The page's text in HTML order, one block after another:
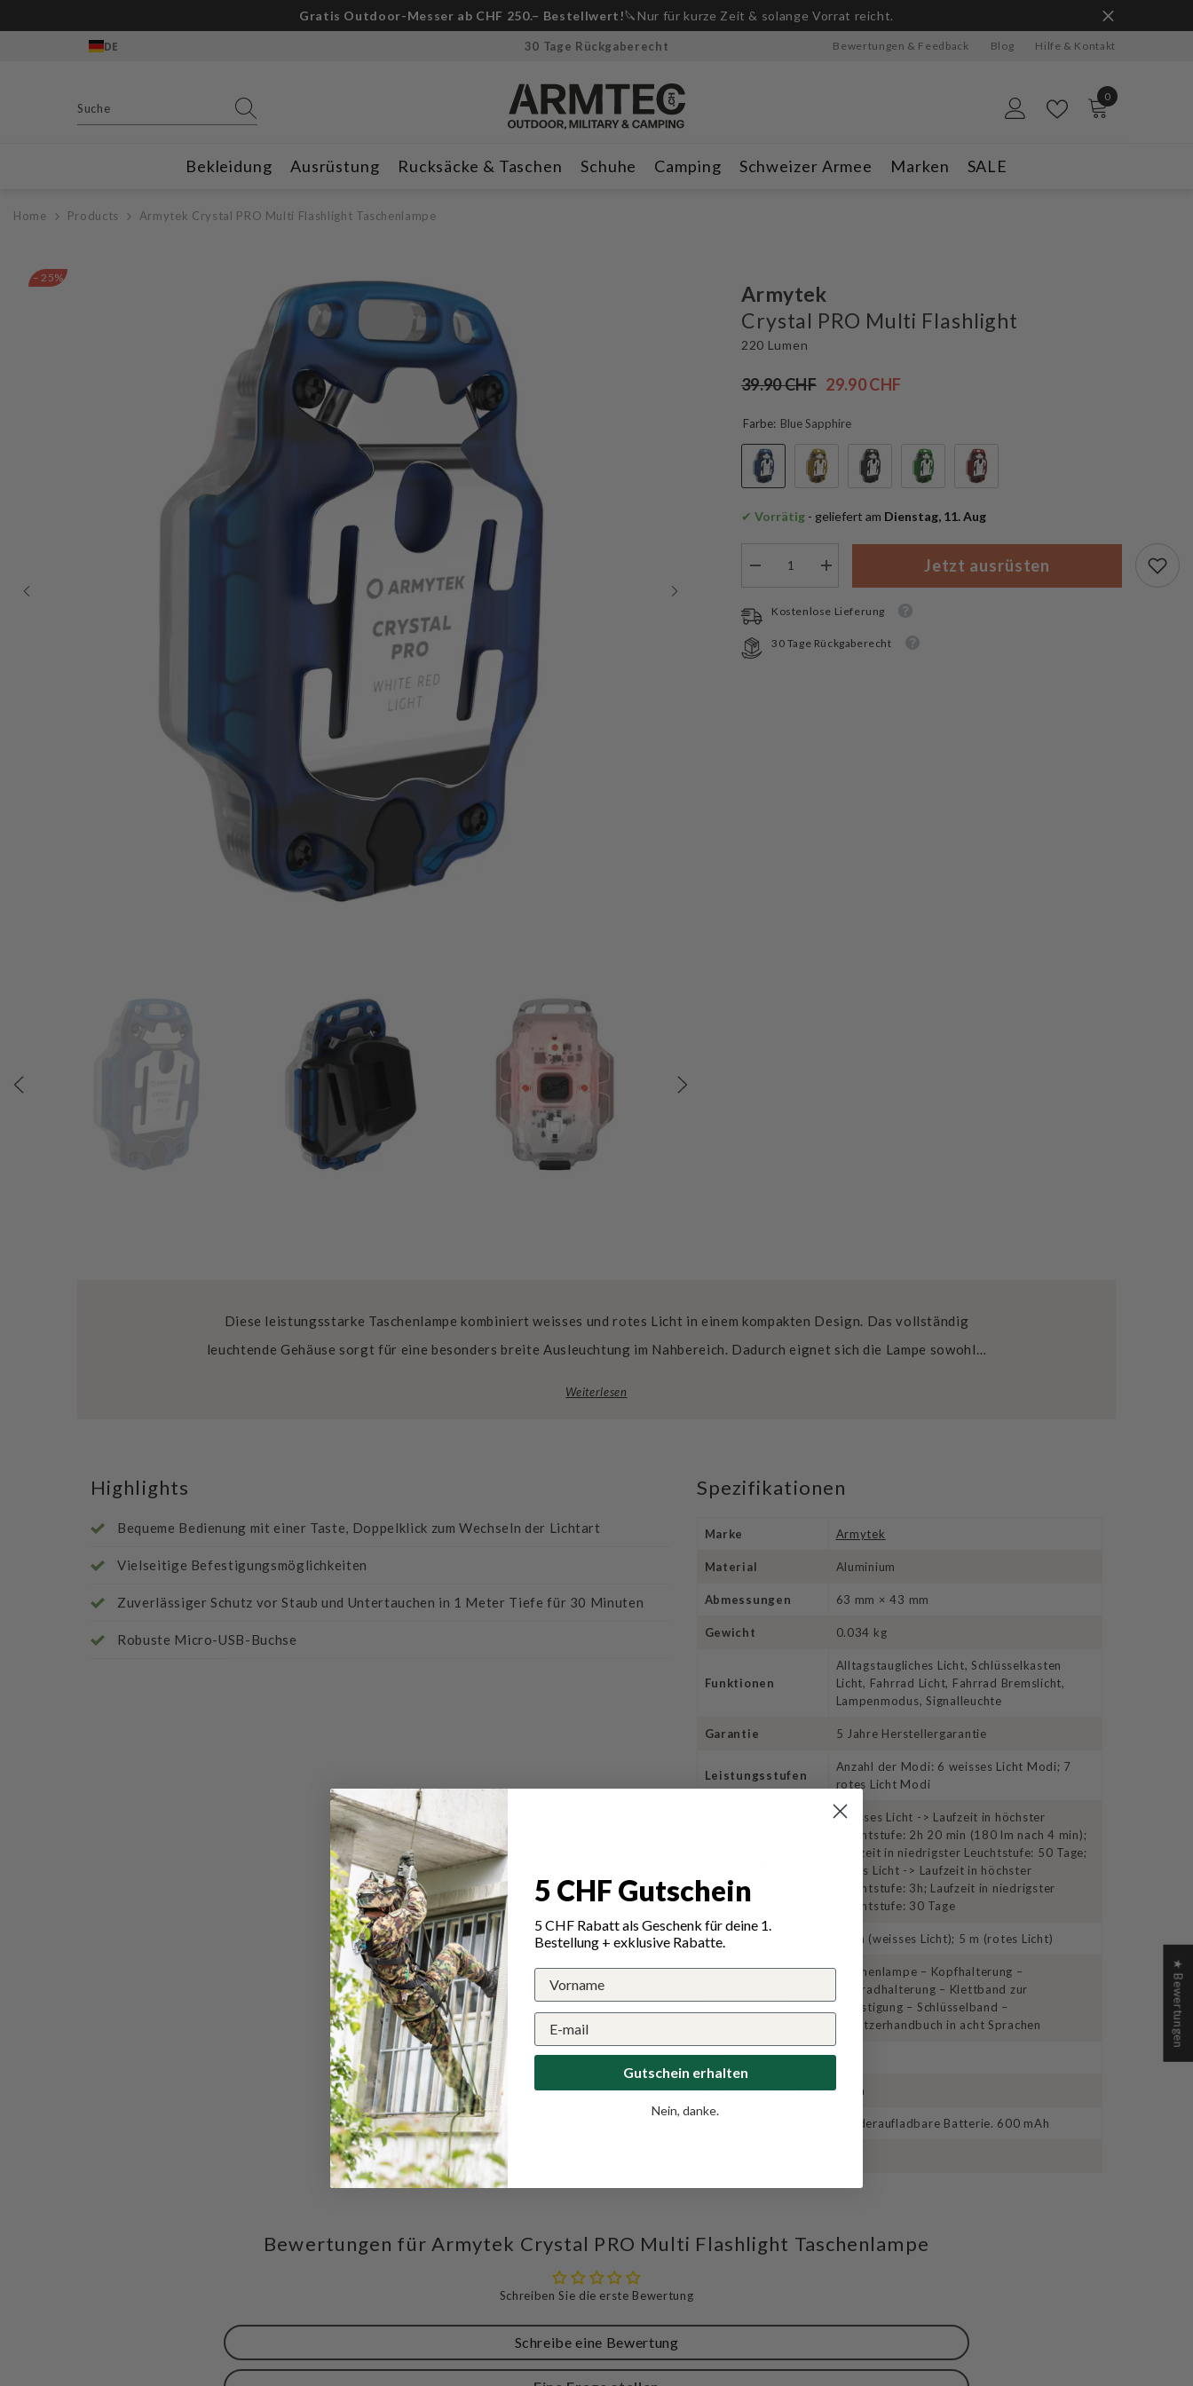
Gratis Outdoor-Messer ab CHF 250.– Bestellwert!🔪Nur für kurze Zeit & solange Vorrat reicht.
DE 30 Tage Rückgaberecht Bewertungen & Feedback Blog Hilfe & Kontakt
0
0
Bekleidung Ausrüstung Rucksäcke & Taschen Schuhe Camping Schweizer Armee Marken SALE
Home Products Armytek Crystal PRO Multi Flashlight Taschenlampe
– 25%
Armytek
Crystal PRO Multi Flashlight
220 Lumen
39.90 CHF 29.90 CHF
Farbe: Blue Sapphire
✔ Vorrätig - geliefert am Dienstag, 11. Aug
Armytek
Crystal
PRO
Multi
Menge
Armytek
PRO
Multi
Jetzt ausrüsten
Kostenlose Lieferung
30 Tage Rückgaberecht
Diese leistungsstarke Taschenlampe kombiniert weisses und rotes Licht in einem kompakten Design. Das vollständig
leuchtende Gehäuse sorgt für eine besonders breite Ausleuchtung im Nahbereich. Dadurch eignet sich die Lampe sowohl…
Weiterlesen
Highlights
Bequeme Bedienung mit einer Taste, Doppelklick zum Wechseln der Lichtart
Vielseitige Befestigungsmöglichkeiten
Zuverlässiger Schutz vor Staub und Untertauchen in 1 Meter Tiefe für 30 Minuten
Robuste Micro-USB-Buchse
Spezifikationen
Marke Armytek
Material Aluminium
Abmessungen 63 mm × 43 mm
Gewicht 0.034 kg
Funktionen
Alltagstaugliches Licht, Schlüsselkasten
Licht, Fahrrad Licht, Fahrrad Bremslicht,
Lampenmodus, Signalleuchte
Garantie 5 Jahre Herstellergarantie
Leistungsstufen
Anzahl der Modi: 6 weisses Licht Modi; 7
rotes Licht Modi
Weisses Licht -> Laufzeit in höchster
Leuchtstufe: 2h 20 min (180 lm nach 4 min);
Laufzeit in niedrigster Leuchtstufe: 50 Tage;
Rotes Licht -> Laufzeit in höchster
Leuchtstufe: 3h; Laufzeit in niedrigster
Leuchtstufe: 30 Tage
Leuchtweite 14 m (weisses Licht); 5 m (rotes Licht)
Lieferumfang
Taschenlampe – Kopfhalterung –
Fahrradhalterung – Klettband zur
Befestigung – Schlüsselband –
Benutzerhandbuch in acht Sprachen
Lumen 220
Stossfestigkeit 10 m
Wiederaufladbare Batterie. 600 mAh
Bewertungen für Armytek Crystal PRO Multi Flashlight Taschenlampe
Schreiben Sie die erste Bewertung
Schreibe eine Bewertung
★ Bewertungen
5 CHF Gutschein
5 CHF Rabatt als Geschenk für deine 1.
Bestellung + exklusive Rabatte.
Gutschein erhalten
Nein, danke.